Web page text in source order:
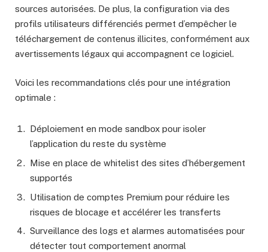
sources autorisées. De plus, la configuration via des
profils utilisateurs différenciés permet d’empêcher le
téléchargement de contenus illicites, conformément aux
avertissements légaux qui accompagnent ce logiciel.
Voici les recommandations clés pour une intégration
optimale :
Déploiement en mode sandbox pour isoler
l’application du reste du système
Mise en place de whitelist des sites d’hébergement
supportés
Utilisation de comptes Premium pour réduire les
risques de blocage et accélérer les transferts
Surveillance des logs et alarmes automatisées pour
détecter tout comportement anormal